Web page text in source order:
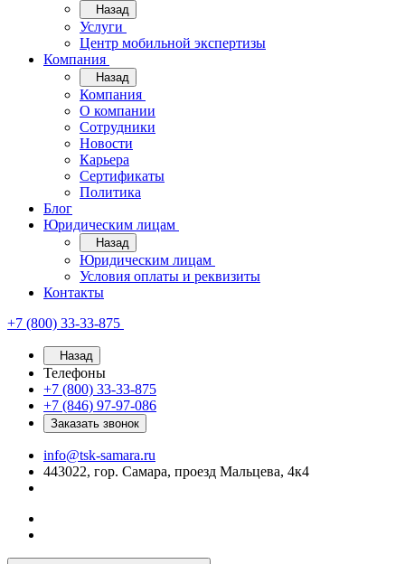
Назад
Услуги
Центр мобильной экспертизы
Компания
Назад
Компания
О компании
Сотрудники
Новости
Карьера
Сертификаты
Политика
Блог
Юридическим лицам
Назад
Юридическим лицам
Условия оплаты и реквизиты
Контакты
+7 (800) 33-33-875
Назад
Телефоны
+7 (800) 33-33-875
+7 (846) 97-97-086
Заказать звонок
info@tsk-samara.ru
443022, гор. Самара, проезд Мальцева, 4к4